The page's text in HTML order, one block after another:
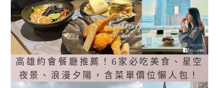
高雄約會餐廳推薦！6家必吃美食、星空
夜景、浪漫夕陽，含菜單價位懶人包！